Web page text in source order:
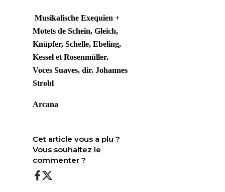
Musikalische Exequien +
Motets de Schein, Gleich,
Knüpfer, Schelle, Ebeling,
Kessel et Rosenmüller.
Voces Suaves, dir. Johannes
Strobl
Arcana
Cet article vous a plu ?
Vous souhaitez le
commenter ?